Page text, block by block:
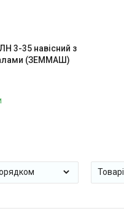
3-35 навісний з
(ЗЕММАШ)